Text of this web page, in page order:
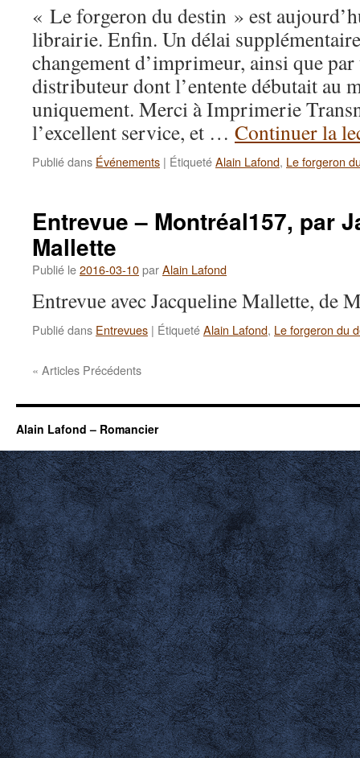
destin
« Le forgeron du destin » est
librairie. Enfin. Un délai
changement d’imprimeur, ainsi que
distributeur dont l’entente débutait au
uniquement. Merci à Imprimerie
l’excellent service, et … Continuer la
Publié dans Événements | ÉtiquetéAlain Lafond, Le forgeron
Entrevue – Montréal157, par
Mallette
Publié le2016-03-10parAlain Lafond
Entrevue avec Jacqueline Mallette, de
Publié dans Entrevues | ÉtiquetéAlain Lafond, Le forgeron du
« Articles Précédents
Alain Lafond – Romancier